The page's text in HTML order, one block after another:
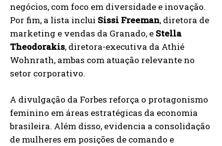
negócios, com foco em diversidade e inovação.
Por fim, a lista inclui Sissi Freeman, diretora de
marketing e vendas da Granado, e Stella
Theodorakis, diretora-executiva da Athié
Wohnrath, ambas com atuação relevante no
setor corporativo.
A divulgação da Forbes reforça o protagonismo
feminino em áreas estratégicas da economia
brasileira. Além disso, evidencia a consolidação
de mulheres em posições de comando e